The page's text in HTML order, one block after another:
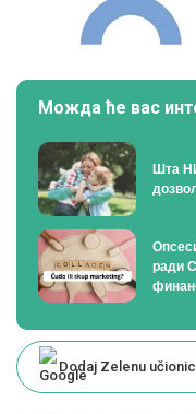
Можда ће вас
Шта
ради
Dodaj Zelenu